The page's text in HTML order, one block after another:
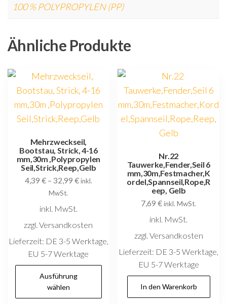
100 % POLYPROPYLEN (PP)
Ähnliche Produkte
Mehrzweckseil,
Bootstau, Strick, 4-16
mm,30m ,Polypropylen
Seil,Strick,Reep,Gelb
4,39 €– 32,99 €inkl.
MwSt.
inkl. MwSt.
zzgl. Versandkosten
Lieferzeit: DE 3-5 Werktage,
EU 5-7 Werktage
Ausführung
wählen
weist
Nr.22
Tauwerke,Fender,Seil 6
mm,30m,Festmacher,K
ordel,Spannseil,Rope,R
eep, Gelb
7,69€inkl. MwSt.
inkl. MwSt.
zzgl. Versandkosten
Lieferzeit: DE 3-5 Werktage,
EU 5-7 Werktage
In den Warenkorb